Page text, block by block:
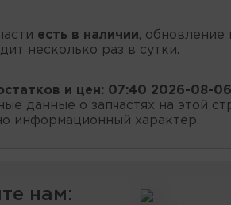
есть в наличии, обновление
несколько раз в сутки.
и цен: 07:40 2026-08-06
данные о запчастях на этой
информационный характер.
нам: